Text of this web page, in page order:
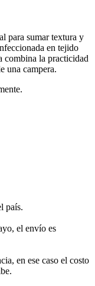
para sumar textura y
en tejido
combina la practicidad
una campera.
país.
el envío es
en ese caso el costo